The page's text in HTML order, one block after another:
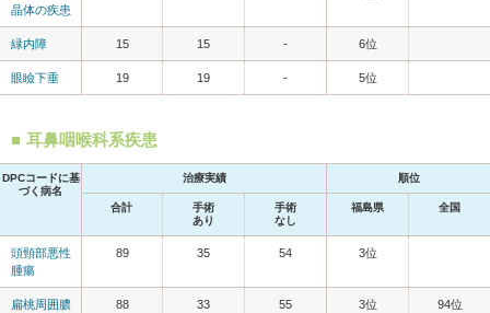
晶体の疾患
緑内障 15 15 - 6位
眼瞼下垂 19 19 - 5位
耳鼻咽喉科系疾患
DPCコードに基
づく病名
治療実績 順位
合計
手術
あり
手術
なし
福島県 全国
頭頸部悪性
腫瘍
89 35 54 3位
扁桃周囲膿
88 33 55 3位 94位